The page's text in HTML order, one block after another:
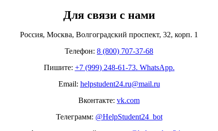
Для связи с нами
Россия, Москва, Волгоградский проспект, 32, корп. 1
Телефон: 8 (800) 707-37-68
Пишите: +7 (999) 248-61-73. WhatsApp.
Email: helpstudent24.ru@mail.ru
Вконтакте: vk.com
Телеграмм: @HelpStudent24_bot